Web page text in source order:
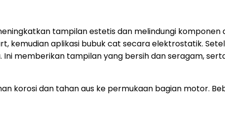
tampilan estetis dan melindungi komponen
kemudian aplikasi bubuk cat secara elektrostatik.
memberikan tampilan yang bersih dan seragam,
korosi dan tahan aus ke permukaan bagian motor.